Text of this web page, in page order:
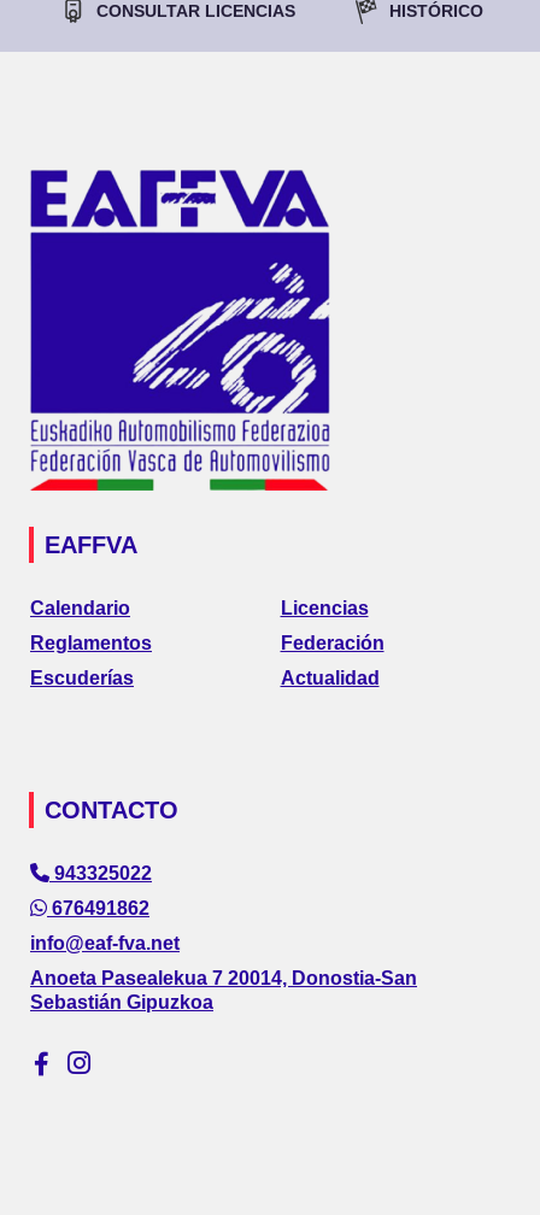
CONSULTAR LICENCIAS
HISTÓRICO
EAFFVA
Calendario
Reglamentos
Escuderías
Licencias
Federación
Actualidad
CONTACTO
943325022
676491862
info@eaf-fva.net
Anoeta Pasealekua 7 20014, Donostia-San
Sebastián Gipuzkoa